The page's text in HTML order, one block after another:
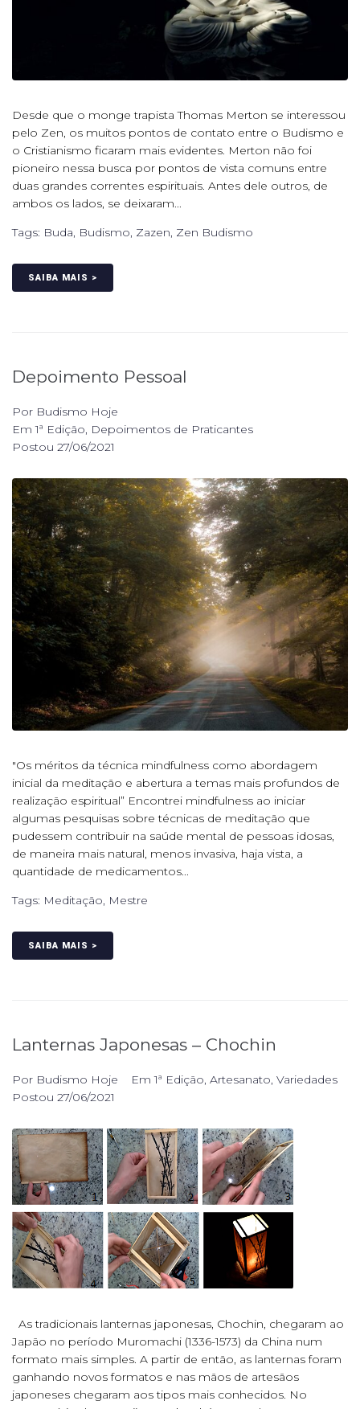
Desde que o monge trapista Thomas Merton se interessou
pelo Zen, os muitos pontos de contato entre o Budismo e
o Cristianismo ficaram mais evidentes. Merton não foi
pioneiro nessa busca por pontos de vista comuns entre
duas grandes correntes espirituais. Antes dele outros, de
ambos os lados, se deixaram...
Tags: Buda, Budismo, Zazen, Zen Budismo
SAIBA MAIS >
Depoimento Pessoal
Por Budismo Hoje
Em1ª Edição, Depoimentos de Praticantes
Postou 27/06/2021
"Os méritos da técnica mindfulness como abordagem
inicial da meditação e abertura a temas mais profundos de
realização espiritual” Encontrei mindfulness ao iniciar
algumas pesquisas sobre técnicas de meditação que
pudessem contribuir na saúde mental de pessoas idosas,
de maneira mais natural, menos invasiva, haja vista, a
quantidade de medicamentos...
Tags: Meditação, Mestre
SAIBA MAIS >
Lanternas Japonesas – Chochin
Por Budismo Hoje Em1ª Edição, Artesanato, Variedades
Postou 27/06/2021
As tradicionais lanternas japonesas, Chochin, chegaram ao
Japão no período Muromachi (1336-1573) da China num
formato mais simples. A partir de então, as lanternas foram
ganhando novos formatos e nas mãos de artesãos
japoneses chegaram aos tipos mais conhecidos. No